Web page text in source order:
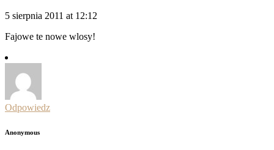
5 sierpnia 2011 at 12:12
Fajowe te nowe wlosy!
Odpowiedz
Anonymous